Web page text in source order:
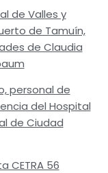
de Valles y
de Tamuín,
de Claudia
personal de
del Hospital
de Ciudad
CETRA 56